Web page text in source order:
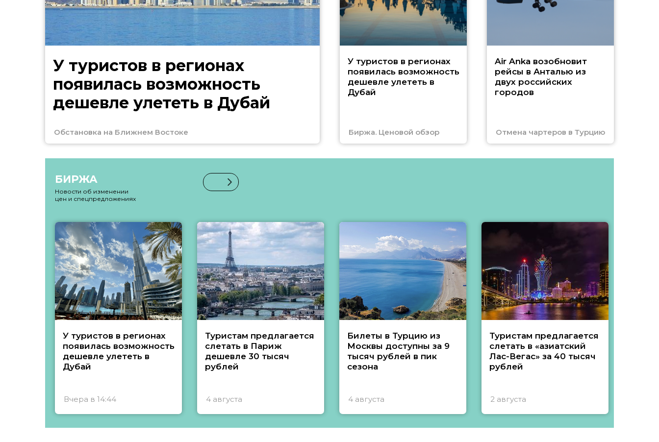
У туристов в регионах
появилась возможность
дешевле улететь в Дубай
Обстановка на Ближнем Востоке
У туристов в регионах
появилась возможность
дешевле улететь в
Дубай
Биржа. Ценовой обзор
Air Anka возобновит
рейсы в Анталью из
двух российских
городов
Отмена чартеров в Турцию
БИРЖА
Новости об изменении
цен и спецпредложениях
У туристов в регионах
появилась возможность
дешевле улететь в
Дубай
Вчера в 14:44
Туристам предлагается
слетать в Париж
дешевле 30 тысяч
рублей
4 августа
Билеты в Турцию из
Москвы доступны за 9
тысяч рублей в пик
сезона
4 августа
Туристам предлагается
слетать в «азиатский
Лас-Вегас» за 40 тысяч
рублей
2 августа